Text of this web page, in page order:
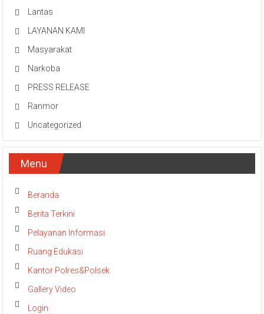
Lantas
LAYANAN KAMI
Masyarakat
Narkoba
PRESS RELEASE
Ranmor
Uncategorized
Menu
Beranda
Berita Terkini
Pelayanan Informasi
Ruang Edukasi
Kantor Polres&Polsek
Gallery Video
Login